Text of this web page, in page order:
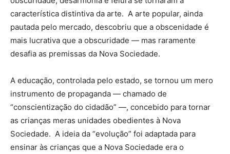
característica distintiva da arte. A arte popular, ainda
pautada pelo mercado, descobriu que a obscenidade é
mais lucrativa que a obscuridade — mas raramente
desafia as premissas da Nova Sociedade.
A educação, controlada pelo estado, se tornou um mero
instrumento de propaganda — chamado de
“conscientização do cidadão” —, concebido para tornar
as crianças meras unidades obedientes à Nova
Sociedade. A ideia da “evolução” foi adaptada para
ensinar às crianças que a Nova Sociedade era o